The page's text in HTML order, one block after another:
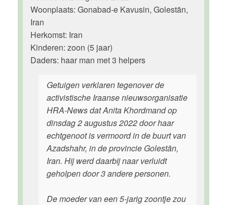
Woonplaats: Gonabad-e Kavusin, Golestān,
Iran
Herkomst: Iran
Kinderen: zoon (5 jaar)
Daders: haar man met 3 helpers
Getuigen verklaren tegenover de
activistische Iraanse nieuwsorganisatie
HRA-News dat Anita Khordmand op
dinsdag 2 augustus 2022 door haar
echtgenoot is vermoord in de buurt van
Azadshahr, in de provincie Golestān,
Iran. Hij werd daarbij naar verluidt
geholpen door 3 andere personen.
De moeder van een 5-jarig zoontje zou